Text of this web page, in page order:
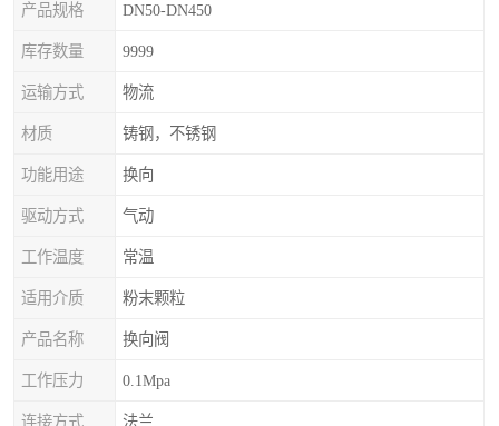
产品规格 DN50-DN450
库存数量 9999
运输方式 物流
材质 铸钢，不锈钢
功能用途 换向
驱动方式 气动
工作温度 常温
适用介质 粉末颗粒
产品名称 换向阀
工作压力 0.1Mpa
连接方式 法兰